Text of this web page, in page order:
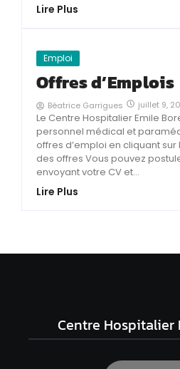
Lire Plus
Emploi
Offres d’Emplois
Béatrice Garrigues juillet 9,
Le Centre Hospitalier Emile
personnel médical et
offres d’emploi en cliquant sur
des offres Vous pouvez
envoyant votre CV et...
Lire Plus
Centre Hospitalier